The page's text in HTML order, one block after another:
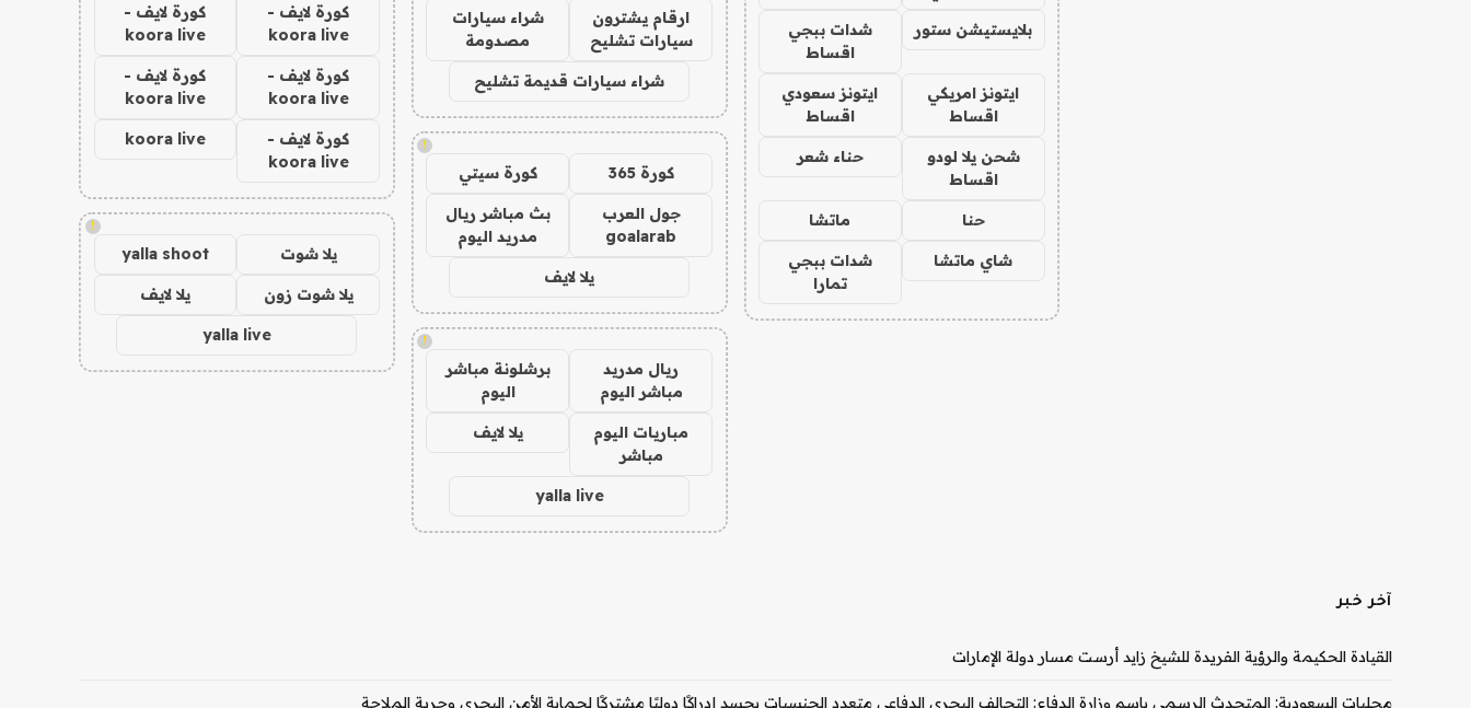
بلايستيشن ستور
شدات ببجي
اقساط
ايتونز امريكي
اقساط
ايتونز سعودي
اقساط
شحن يلا لودو
اقساط
حناء شعر
حنا ماتشا
شاي ماتشا
شدات ببجي
تمارا
ارقام يشترون
سيارات تشليح
شراء سيارات
مصدومة
شراء سيارات قديمة تشليح
!
كورة 365 كورة سيتي
جول العرب
goalarab
بث مباشر ريال
مدريد اليوم
يلا لايف
!
ريال مدريد
مباشر اليوم
برشلونة مباشر
اليوم
مباريات اليوم
مباشر
يلا لايف
yalla live
كورة لايف -
koora live
كورة لايف -
koora live
كورة لايف -
koora live
كورة لايف -
koora live
كورة لايف -
koora live
koora live
!
يلا شوت yalla shoot
يلا شوت زون يلا لايف
yalla live
آخر خبر
القيادة الحكيمة والرؤية الفريدة للشيخ زايد أرست مسار دولة الإمارات
محليات السعودية: المتحدث الرسمي باسم وزارة الدفاع: التحالف البحري الدفاعي متعدد الجنسيات يجسد إدراكًا دوليًا مشتركًا لحماية الأمن البحري وحرية الملاحة